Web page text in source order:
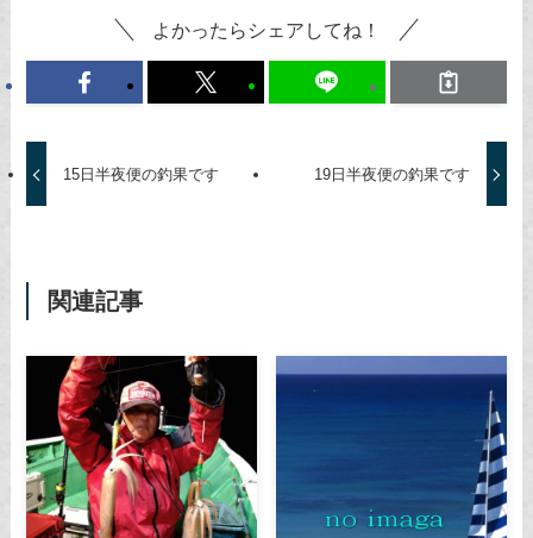
よかったらシェアしてね！
15日半夜便の釣果です 19日半夜便の釣果です
関連記事